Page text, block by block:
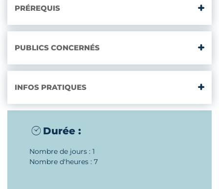
PRÉREQUIS
PUBLICS CONCERNÉS
INFOS PRATIQUES
Durée :
Nombre de jours : 1
Nombre d'heures : 7